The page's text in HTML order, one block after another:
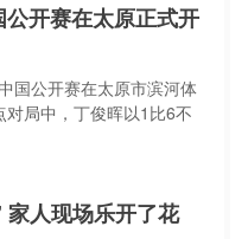
开赛在太原正式开
国公开赛在太原市滨河体
局中，丁俊晖以1比6不
家人现场乐开了花